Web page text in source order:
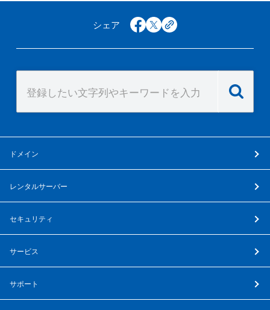
シェア facebook
x copy
ドメイン
レンタルサーバー
セキュリティ
サービス
サポート